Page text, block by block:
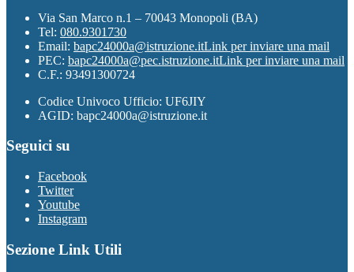
Via San Marco n.1 – 70043 Monopoli (BA)
Tel: 080.9301730
Email: bapc24000a@istruzione.itLink per inviare una mail
PEC: bapc24000a@pec.istruzione.itLink per inviare una mail
C.F.: 93491300724
Codice Univoco Ufficio: UF6JIY
AGID: bapc24000a@istruzione.it
Seguici su
Facebook
Twitter
Youtube
Instagram
Sezione Link Utili